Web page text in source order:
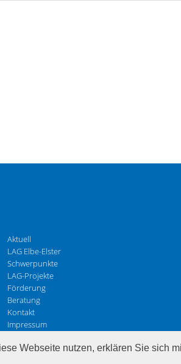
Webseite nutzen, erklären Sie sich
Aktuell
LAG Elbe-Elster
Schwerpunkte
LAG-Projekte
Förderung
Beratung
Kontakt
Impressum